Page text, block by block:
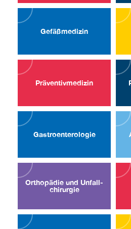
Gefäßmedizin
Präventiv­medizin
Gastro­enterologie
Orthopädie und Unfall­
chirurgie